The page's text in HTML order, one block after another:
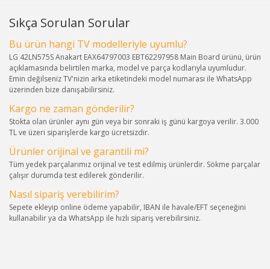
Sıkça Sorulan Sorular
Bu ürün hangi TV modelleriyle uyumlu?
LG 42LN575S Anakart EAX64797003 EBT62297958 Main Board ürünü, ürün
açıklamasında belirtilen marka, model ve parça kodlarıyla uyumludur.
Emin değilseniz TV'nizin arka etiketindeki model numarası ile WhatsApp
üzerinden bize danışabilirsiniz.
Kargo ne zaman gönderilir?
Stokta olan ürünler aynı gün veya bir sonraki iş günü kargoya verilir. 3.000
TL ve üzeri siparişlerde kargo ücretsizdir.
Ürünler orijinal ve garantili mi?
Tüm yedek parçalarımız orijinal ve test edilmiş ürünlerdir. Sökme parçalar
çalışır durumda test edilerek gönderilir.
Nasıl sipariş verebilirim?
Sepete ekleyip online ödeme yapabilir, IBAN ile havale/EFT seçeneğini
kullanabilir ya da WhatsApp ile hızlı sipariş verebilirsiniz.